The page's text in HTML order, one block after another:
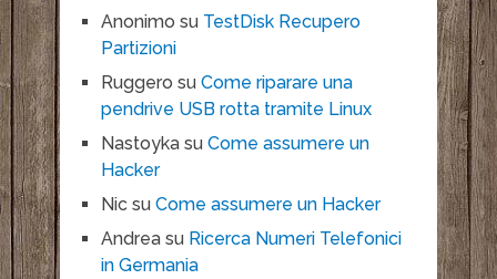
Anonimo su TestDisk Recupero
Partizioni
Ruggero su Come riparare una
pendrive USB rotta tramite Linux
Nastoykasu Come assumere un
Hacker
Nicsu Come assumere un Hacker
Andreasu Ricerca Numeri Telefonici
in Germania